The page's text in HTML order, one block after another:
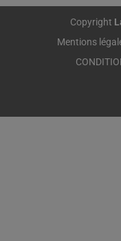
Copyright
Mentions